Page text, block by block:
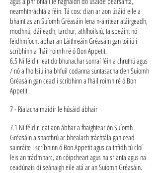
neamhthráchtála féin. Tá cosc dian ar aon úsáid eile a
bhaint as an Suíomh Gréasáin lena n-áirítear atáirgeadh,
modhnú, dáileadh, tarchur, athfhoilsiú, taispeáint nó
feidhmíocht ábhar an Láithreáin Gréasáin gan toiliú i
scríbhinn a fháil roimh ré ó Bon Appetit.
6.5 Ní féidir leat do bhunachar sonraí féin a chruthú agus
/ nó a fhoilsiú ina bhfuil codanna suntasacha den Suíomh
Gréasáin gan cead i scríbhinn a fháil roimh ré ó Bon
Appetit.
7 - Rialacha maidir le húsáid ábhair
7.1 Ní féidir leat aon ábhar a fhaightear ón Suíomh
Gréasáin a shaothrú ar bhealach tráchtála gan cead
sainráite i scríbhinn ó Bon Appetit agus caithfidh tú cloí
leis an trádmharc, an cóipcheart agus na srianta agus na
ceadúnais dílseánaigh eile atá ar an Suíomh Gréasáin.